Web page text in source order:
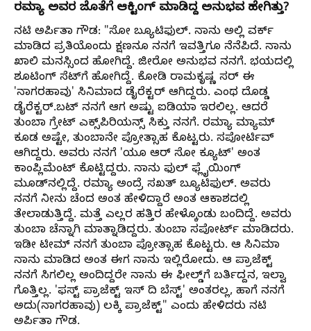
ರಮ್ಯಾ ಅವರ ಜೊತೆಗೆ ಆಕ್ಟಿಂಗ್ ಮಾಡಿದ್ದ ಅನುಭವ ಹೇಗಿತ್ತು?
ನಟಿ ಅರ್ಪಿತಾ ಗೌಡ: "ಸೋ ಬ್ಯೂಟಿಫುಲ್‌. ನಾನು ಅಲ್ಲಿ ವರ್ಕ್‌
ಮಾಡಿದ ಪ್ರತಿಯೊಂದು ಕ್ಷಣನೂ ನನಗೆ ಇವತ್ತಿಗೂ ನೆನೆಪಿದೆ. ನಾನು
ಖಾಲಿ ಮನಸ್ಸಿಂದ ಹೋಗಿದ್ದೆ. ಜೀರೋ ಅನುಭವ ನನಗೆ. ಭಯದಲ್ಲಿ
ಶೂಟಿಂಗ್‌ ಸೆಟ್‌ಗೆ ಹೋಗಿದ್ದೆ. ಕೋಡಿ ರಾಮಕೃಷ್ಣ ಸರ್‌ ಈ
'ನಾಗರಹಾವು' ಸಿನಿಮಾದ ಡೈರೆಕ್ಟರ್‌ ಆಗಿದ್ದರು. ಎಂಥ ದೊಡ್ಡ
ಡೈರೆಕ್ಟರ್‌.ಬಟ್‌ ನನಗೆ ಆಗ ಅಷ್ಟು ಐಡಿಯಾ ಇರಲಿಲ್ಲ. ಆದರೆ
ತುಂಬಾ ಗ್ರೇಟ್‌ ಎಕ್ಸ್‌ಪಿರಿಯನ್ಸ್‌ ಸಿಕ್ತು ನನಗೆ. ರಮ್ಯಾ ಮ್ಯಾಮ್‌
ಕೂಡ ಅಷ್ಟೇ, ತುಂಬಾನೇ ಪ್ರೋತ್ಸಾಹ ಕೊಟ್ಟರು. ಸಪೋರ್ಟಿವ್‌
ಆಗಿದ್ದರು. ಅವರು ನನಗೆ 'ಯೂ ಆರ್‌ ಸೋ ಕ್ಯೂಟ್‌' ಅಂತ
ಕಾಂಪ್ಲಿಮೆಂಟ್ ಕೊಟ್ಟಿದ್ದರು. ನಾನು ಫುಲ್‌ ಫ್ಲೈಯಿಂಗ್‌
ಮೂಡ್‌ನಲ್ಲಿದ್ದೆ. ರಮ್ಯಾ ಅಂದ್ರೆ ಸಖತ್‌ ಬ್ಯೂಟಿಫುಲ್‌. ಅವರು
ನನಗೆ ನೀನು ಚೆಂದ ಅಂತ ಹೇಳಿದ್ದಾರೆ ಅಂತ ಆಕಾಶದಲ್ಲಿ
ತೇಲಾಡುತ್ತಿದ್ದೆ. ಮತ್ತೆ ಎಲ್ಲರ ಹತ್ತಿರ ಹೇಳ್ಕೊಂಡು ಬಂದಿದ್ದೆ. ಅವರು
ತುಂಬಾ ಚೆನ್ನಾಗಿ ಮಾತ್ನಾಡಿದ್ದರು. ತುಂಬಾ ಸಪೋರ್ಟ್‌ ಮಾಡಿದರು.
ಇಡೀ ಟೀಮ್‌ ನನಗೆ ತುಂಬಾ ಪ್ರೋತ್ಸಾಹ ಕೊಟ್ಟರು. ಆ ಸಿನಿಮಾ
ನಾನು ಮಾಡಿದ ಅಂತ ಈಗ ನಾನು ಇಲ್ಲಿರೋದು. ಆ ಪ್ರಾಜೆಕ್ಟ್‌
ನನಗೆ ಸಿಗಲಿಲ್ಲ ಅಂದಿದ್ದರೇ ನಾನು ಈ ಫೀಲ್ಡ್‌ಗೆ ಬರ್ತಿದ್ದನ, ಇಲ್ವಾ
ಗೊತ್ತಿಲ್ಲ. 'ಫಸ್ಟ್‌ ಪ್ರಾಜೆಕ್ಟ್‌ ಇಸ್‌ ದಿ ಬೆಸ್ಟ್‌' ಅಂತರಲ್ಲ, ಹಾಗೆ ನನಗೆ
ಅದು(ನಾಗರಹಾವು) ಲಕ್ಕಿ ಪ್ರಾಜೆಕ್ಟ್‌" ಎಂದು ಹೇಳಿದರು ನಟಿ
ಅರ್ಪಿತಾ ಗೌಡ.